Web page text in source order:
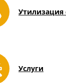
Утилизация
Услуги